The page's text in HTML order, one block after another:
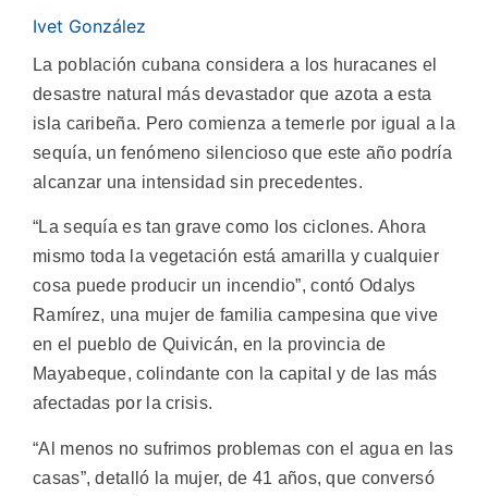
Ivet González
La población cubana considera a los huracanes el
desastre natural más devastador que azota a esta
isla caribeña. Pero comienza a temerle por igual a la
sequía, un fenómeno silencioso que este año podría
alcanzar una intensidad sin precedentes.
“La sequía es tan grave como los ciclones. Ahora
mismo toda la vegetación está amarilla y cualquier
cosa puede producir un incendio”, contó Odalys
Ramírez, una mujer de familia campesina que vive
en el pueblo de Quivicán, en la provincia de
Mayabeque, colindante con la capital y de las más
afectadas por la crisis.
“Al menos no sufrimos problemas con el agua en las
casas”, detalló la mujer, de 41 años, que conversó